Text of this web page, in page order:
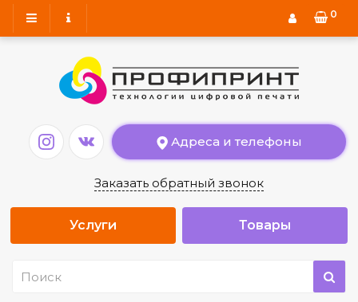
0
Адреса и телефоны
Заказать обратный звонок
Товары
Услуги